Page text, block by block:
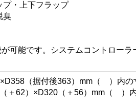
プ・上下フラップ
臭
可能です。システムコントローラ
（据付後363）mm（ ）内の
62）×D320（＋56）mm（ ）